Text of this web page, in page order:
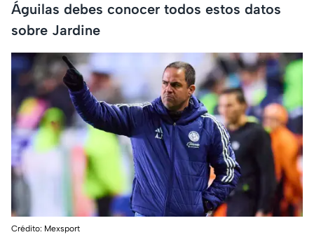
Águilas debes conocer todos estos datos
sobre Jardine
Crédito: Mexsport